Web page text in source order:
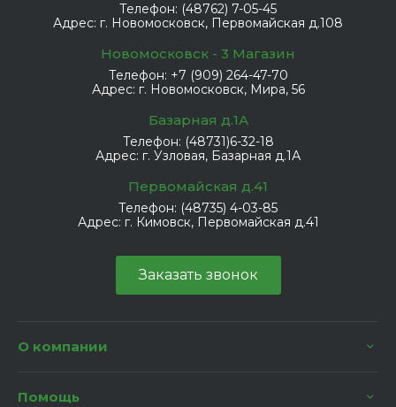
Телефон: (48762) 7-05-45
Адрес: г. Новомосковск, Первомайская д.108
Новомосковск - 3 Магазин
Телефон: +7 (909) 264-47-70
Адрес: г. Новомосковск, Мира, 56
Базарная д.1А
Телефон: (48731)6-32-18
Адрес: г. Узловая, Базарная д.1А
Первомайская д.41
Телефон: (48735) 4-03-85
Адрес: г. Кимовск, Первомайская д.41
Заказать звонок
О компании
Помощь